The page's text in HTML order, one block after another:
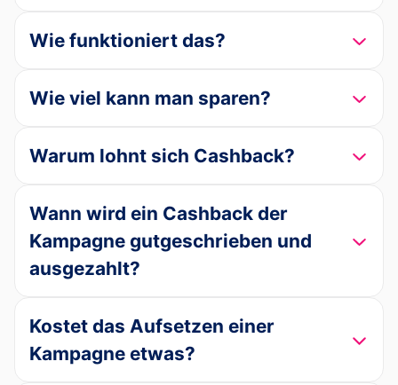
Wie funktioniert das?
Wie viel kann man sparen?
Warum lohnt sich Cashback?
Wann wird ein Cashback der
Kampagne gutgeschrieben und
ausgezahlt?
Kostet das Aufsetzen einer
Kampagne etwas?